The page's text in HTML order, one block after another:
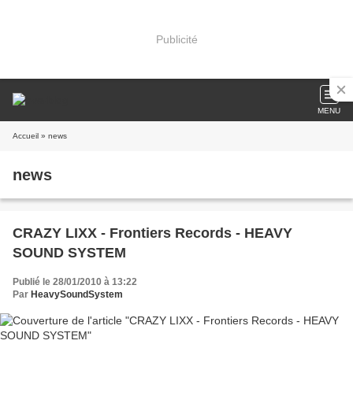
Publicité
MENU
Accueil » news
news
CRAZY LIXX - Frontiers Records - HEAVY
SOUND SYSTEM
Publié le 28/01/2010 à 13:22
Par HeavySoundSystem